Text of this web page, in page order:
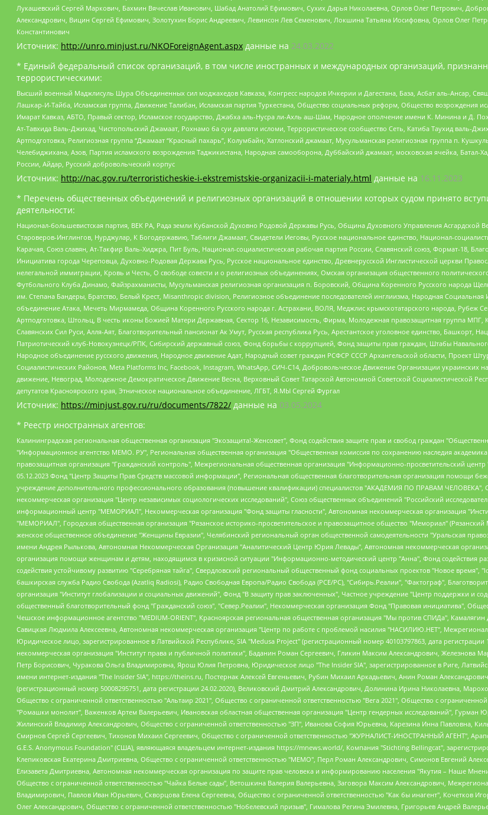
Лукашевский Сергей Маркович, Бахмин Вячеслав Иванович, Шабад Анатолий Ефимович, Сухих Дарья Николаевна, Орлов Олег Петрович,
Александрович, Вицин Сергей Ефимович, Золотухин Борис Андреевич, Левинсон Лев Семенович, Локшина Татьяна Иосифовна, Орлов Олег
Константинович
Источник: http://unro.minjust.ru/NKOForeignAgent.aspx данные на 24.03.2022
* Единый федеральный список организаций, в том числе иностранных и международных организаций,
террористическими:
Высший военный Маджлисуль Шура Объединенных сил моджахедов Кавказа, Конгресс народов Ичкерии и Дагестана, База, Асбат аль-Ансар,
Лашкар-И-Тайба, Исламская группа, Движение Талибан, Исламская партия Туркестана, Общество социальных реформ, Общество возрождения
Имарат Кавказ, АБТО, Правый сектор, Исламское государство, Джабха аль-Нусра ли-Ахль аш-Шам, Народное ополчение имени К. Минина и Д.
Ат-Тавхида Валь-Джихад, Чистопольский Джамаат, Рохнамо ба суи давлати исломи, Террористическое сообщество Сеть, Катиба Таухид валь-
Артподготовка, Религиозная группа “Джамаат “Красный пахарь”, Колумбайн, Хатлонский джамаат, Мусульманская религиозная группа п.
Челебиджихана, Азов, Партия исламского возрождения Таджикистана, Народная самооборона, Дуббайский джамаат, московская ячейка,
России, Айдар, Русский добровольческий корпус
Источник: http://nac.gov.ru/terroristicheskie-i-ekstremistskie-organizacii-i-materialy.html данные на 16.11.2023
* Перечень общественных объединений и религиозных организаций в отношении которых судом принято
деятельности:
Национал-большевистская партия, ВЕК РА, Рада земли Кубанской Духовно Родовой Державы Русь, Община Духовного Управления
Староверов-Инглингов, Нурджулар, К Богодержавию, Таблиги Джамаат, Свидетели Иеговы, Русское национальное единство, Национал-
Карачая, Союз славян, Ат-Такфир Валь-Хиджра, Пит Буль, Национал-социалистическая рабочая партия России, Славянский союз, Формат-18,
Инициатива города Череповца, Духовно-Родовая Держава Русь, Русское национальное единство, Древнерусской Инглистической церкви
нелегальной иммиграции, Кровь и Честь, О свободе совести и о религиозных объединениях, Омская организация общественного
Футбольного Клуба Динамо, Файзрахманисты, Мусульманская религиозная организация п. Боровский, Община Коренного Русского народа
им. Степана Бандеры, Братство, Белый Крест, Misanthropic division, Религиозное объединение последователей инглиизма, Народная
объединение Атака, Мечеть Мирмамеда, Община Коренного Русского народа г. Астрахани, ВОЛЯ, Меджлис крымскотатарского народа, Рубеж
Артподготовка, Штольц, В честь иконы Божией Матери Державная, Сектор 16, Независимость, Фирма, Молодежная правозащитная группа
Славянских Сил Руси, Алля-Аят, Благотворительный пансионат Ак Умут, Русская республика Русь, Арестантское уголовное единство, Башкорт,
Патриотический клуб-Новокузнецк/РПК, Сибирский державный союз, Фонд борьбы с коррупцией, Фонд защиты прав граждан, Штабы
Народное объединение русского движения, Народное движение Адат, Народный совет граждан РСФСР СССР Архангельской области, Проект
Социалистических Районов, Meta Platforms Inc, Facebook, Instagram, WhatsApp, СИЧ-С14, Добровольческое Движение Организации украинских
движение, Невоград, Молодежное Демократическое Движение Весна, Верховный Совет Татарской Автономной Советской Социалистической
депутатов Красноярского края, Этническое национальное объединение, ЛГБТ, Я.МЫ Сергей Фургал
Источник: https://minjust.gov.ru/ru/documents/7822/ данные на 03.05.2024
* Реестр иностранных агентов:
Калининградская региональная общественная организация "Экозащита!-Женсовет", Фонд содействия защите прав и свобод граждан "Общественный вердикт", Фонд "Институт Развития Свободы Информации", Частное учреждение "Информационное агентство МЕМО. РУ", Региональная общественная организация "Общественная комиссия по сохранению наследия академика Сахарова", Фонд поддержки свободы прессы, Санкт-Петербургская общественная правозащитная организация "Гражданский контроль", Межрегиональная общественная организация "Информационно-просветительский центр "Мемориал", Региональный Фонд "Центр Защиты Прав Средств Массовой Информации", с 05.12.2023 Фонд "Центр Защиты Прав Средств массовой информации", Региональная общественная благотворительная организация помощи беженцам и мигрантам "Гражданское содействие", Негосударственное образовательное учреждение дополнительного профессионального образования (повышение квалификации) специалистов "АКАДЕМИЯ ПО ПРАВАМ ЧЕЛОВЕКА", Свердловская региональная общественная организация "Сутяжник", Автономная некоммерческая организация "Центр независимых социологических исследований", Союз общественных объединений "Российский исследовательский центр по правам человека", Региональное общественное учреждение научно-информационный центр "МЕМОРИАЛ", Некоммерческая организация "Фонд защиты гласности", Автономная некоммерческая организация "Институт прав человека", Городская общественная организация "Екатеринбургское общество "МЕМОРИАЛ", Городская общественная организация "Рязанское историко-просветительское и правозащитное общество "Мемориал" (Рязанский Мемориал), Челябинский региональный орган общественной самодеятельности – женское общественное объединение "Женщины Евразии", Челябинский региональный орган общественной самодеятельности "Уральская правозащитная группа", Фонд содействия защите здоровья и социальной справедливости имени Андрея Рылькова, Автономная Некоммерческая Организация "Аналитический Центр Юрия Левады", Автономная некоммерческая организация социальной поддержки населения "Проект Апрель", Региональная общественная организация помощи женщинам и детям, находящимся в кризисной ситуации "Информационно-методический центр "Анна", Фонд содействия развитию массовых коммуникаций и правовому просвещению "Так-так-Так", Фонд содействия устойчивому развитию "Серебряная тайга", Свердловский региональный общественный фонд социальных проектов "Новое время", "Idel.Реалии", Кавказ.Реалии, Крым.Реалии, Телеканал Настоящее Время, Татаро-башкирская служба Радио Свобода (Azatliq Radiosi), Радио Свободная Европа/Радио Свобода (PCE/PC), "Сибирь.Реалии", "Фактограф", Благотворительный фонд помощи осужденным и их семьям, Автономная некоммерческая организация "Институт глобализации и социальных движений", Фонд "В защиту прав заключенных", Частное учреждение "Центр поддержки и содействия развитию средств массовой информации", Пензенский региональный общественный благотворительный фонд "Гражданский союз", "Север.Реалии", Некоммерческая организация Фонд "Правовая инициатива", Общество с ограниченной ответственностью "Радио Свободная Европа/Радио Свобода", Чешское информационное агентство "MEDIUM-ORIENT", Красноярская региональная общественная организация "Мы против СПИДа", Камалягин Денис Николаевич, Маркелов Сергей Евгеньевич, Пономарев Лев Александрович, Савицкая Людмила Алексеевна, Автономная некоммерческая организация "Центр по работе с проблемой насилия "НАСИЛИЮ.НЕТ", Межрегиональный профессиональный союз работников здравоохранения "Альянс врачей", Юридическое лицо, зарегистрированное в Латвийской Республике, SIA "Medusa Project" (регистрационный номер 40103797863, дата регистрации 10.06.2014), Некоммерческая организация "Фонд по борьбе с коррупцией", Автономная некоммерческая организация "Институт права и публичной политики", Баданин Роман Сергеевич, Гликин Максим Александрович, Железнова Мария Михайловна, Лукьянова Юлия Сергеевна, Маетная Елизавета Витальевна, Маняхин Петр Борисович, Чуракова Ольга Владимировна, Ярош Юлия Петровна, Юридическое лицо "The Insider SIA", зарегистрированное в Риге, Латвийская Республика (дата регистрации 26.06.2015), являющееся администратором доменного имени интернет-издания "The Insider SIA", https://theins.ru, Постернак Алексей Евгеньевич, Рубин Михаил Аркадьевич, Анин Роман Александрович, Юридическое лицо Istories fonds, зарегистрированное в Латвийской Республике (регистрационный номер 50008295751, дата регистрации 24.02.2020), Великовский Дмитрий Александрович, Долинина Ирина Николаевна, Мароховская Алеся Алексеевна, Шлейнов Роман Юрьевич, Шмагун Олеся Валентиновна, Общество с ограниченной ответственностью "Альтаир 2021", Общество с ограниченной ответственностью "Вега 2021", Общество с ограниченной ответственностью "Главный редактор 2021", Общество с ограниченной ответственностью "Ромашки монолит", Важенков Артем Валерьевич, Ивановская областная общественная организация "Центр гендерных исследований", Гурман Юрий Альбертович, Медиапроект "ОВД-Инфо", Егоров Владимир Владимирович, Жилинский Владимир Александрович, Общество с ограниченной ответственностью "ЗП", Иванова София Юрьевна, Карезина Инна Павловна, Кильтау Екатерина Викторовна, Петров Алексей Викторович, Пискунов Сергей Евгеньевич, Смирнов Сергей Сергеевич, Тихонов Михаил Сергеевич, Общество с ограниченной ответственностью "ЖУРНАЛИСТ-ИНОСТРАННЫЙ АГЕНТ", Арапова Галина Юрьевна, Вольтская Татьяна Анатольевна, Американская компания "Mason G.E.S. Anonymous Foundation" (США), являющаяся владельцем интернет-издания https://mnews.world/, Компания "Stichting Bellingcat", зарегистрированная в Нидерландах (дата регистрации 11.07.2018), Захаров Андрей Вячеславович, Клепиковская Екатерина Дмитриевна, Общество с ограниченной ответственностью "МЕМО", Перл Роман Александрович, Симонов Евгений Алексеевич, Соловьева Елена Анатольевна, Сотников Даниил Владимирович, Сурначева Елизавета Дмитриевна, Автономная некоммерческая организация по защите прав человека и информированию населения "Якутия – Наше Мнение", Общество с ограниченной ответственностью "Москоу диджитал медиа", с 26.01.2023 Общество с ограниченной ответственностью "Чайка Белые сады", Ветошкина Валерия Валерьевна, Заговора Максим Александрович, Межрегиональное общественное движение "Российская ЛГБТ -